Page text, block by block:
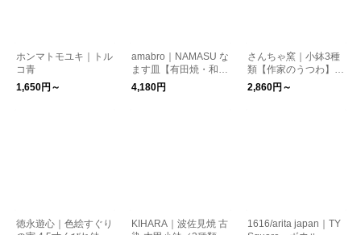
ホンマトモユキ｜トル
コ青
1,650円～
amabro｜NAMASU な
ます皿【有田焼・和食
器】【お正月】【ギフ
ト】
4,180円
さんちゃ窯｜小鉢3種
類【作家のうつわ】
【和食器】
2,860円～
徳永遊心｜色絵すぐり
KIHARA｜波佐見焼 古
1616/arita japan｜TY